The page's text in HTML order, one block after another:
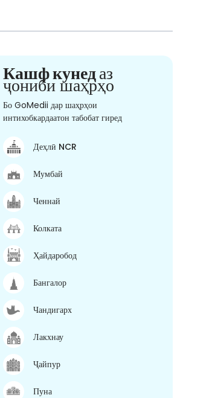
Кашф кунедаз
ҷониби шаҳрҳо
Бо GoMedii дар шаҳрҳои
интихобкардаатон табобат гиред
Деҳлӣ NCR
Мумбай
Ченнай
Колката
Ҳайдаробод
Бангалор
Чандигарх
Лакхнау
Ҷайпур
Пуна